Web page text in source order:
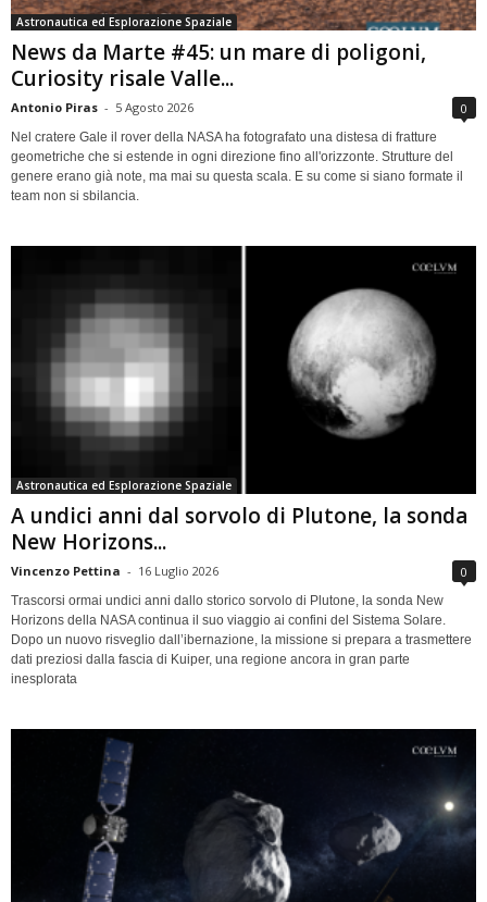
Astronautica ed Esplorazione Spaziale
News da Marte #45: un mare di poligoni,
Curiosity risale Valle...
Antonio Piras - 5 Agosto 2026 0
Nel cratere Gale il rover della NASA ha fotografato una distesa di fratture
geometriche che si estende in ogni direzione fino all'orizzonte. Strutture del
genere erano già note, ma mai su questa scala. E su come si siano formate il
team non si sbilancia.
Astronautica ed Esplorazione Spaziale
A undici anni dal sorvolo di Plutone, la sonda
New Horizons...
Vincenzo Pettina - 16 Luglio 2026 0
Trascorsi ormai undici anni dallo storico sorvolo di Plutone, la sonda New
Horizons della NASA continua il suo viaggio ai confini del Sistema Solare.
Dopo un nuovo risveglio dall’ibernazione, la missione si prepara a trasmettere
dati preziosi dalla fascia di Kuiper, una regione ancora in gran parte
inesplorata